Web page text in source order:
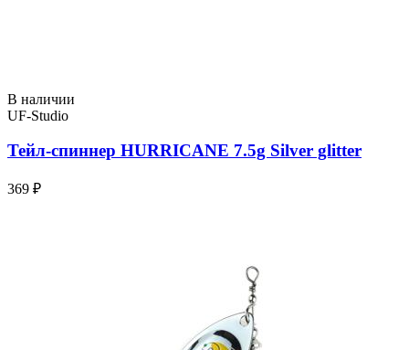
В наличии
UF-Studio
Тейл-спиннер HURRICANE 7.5g Silver glitter
369 ₽